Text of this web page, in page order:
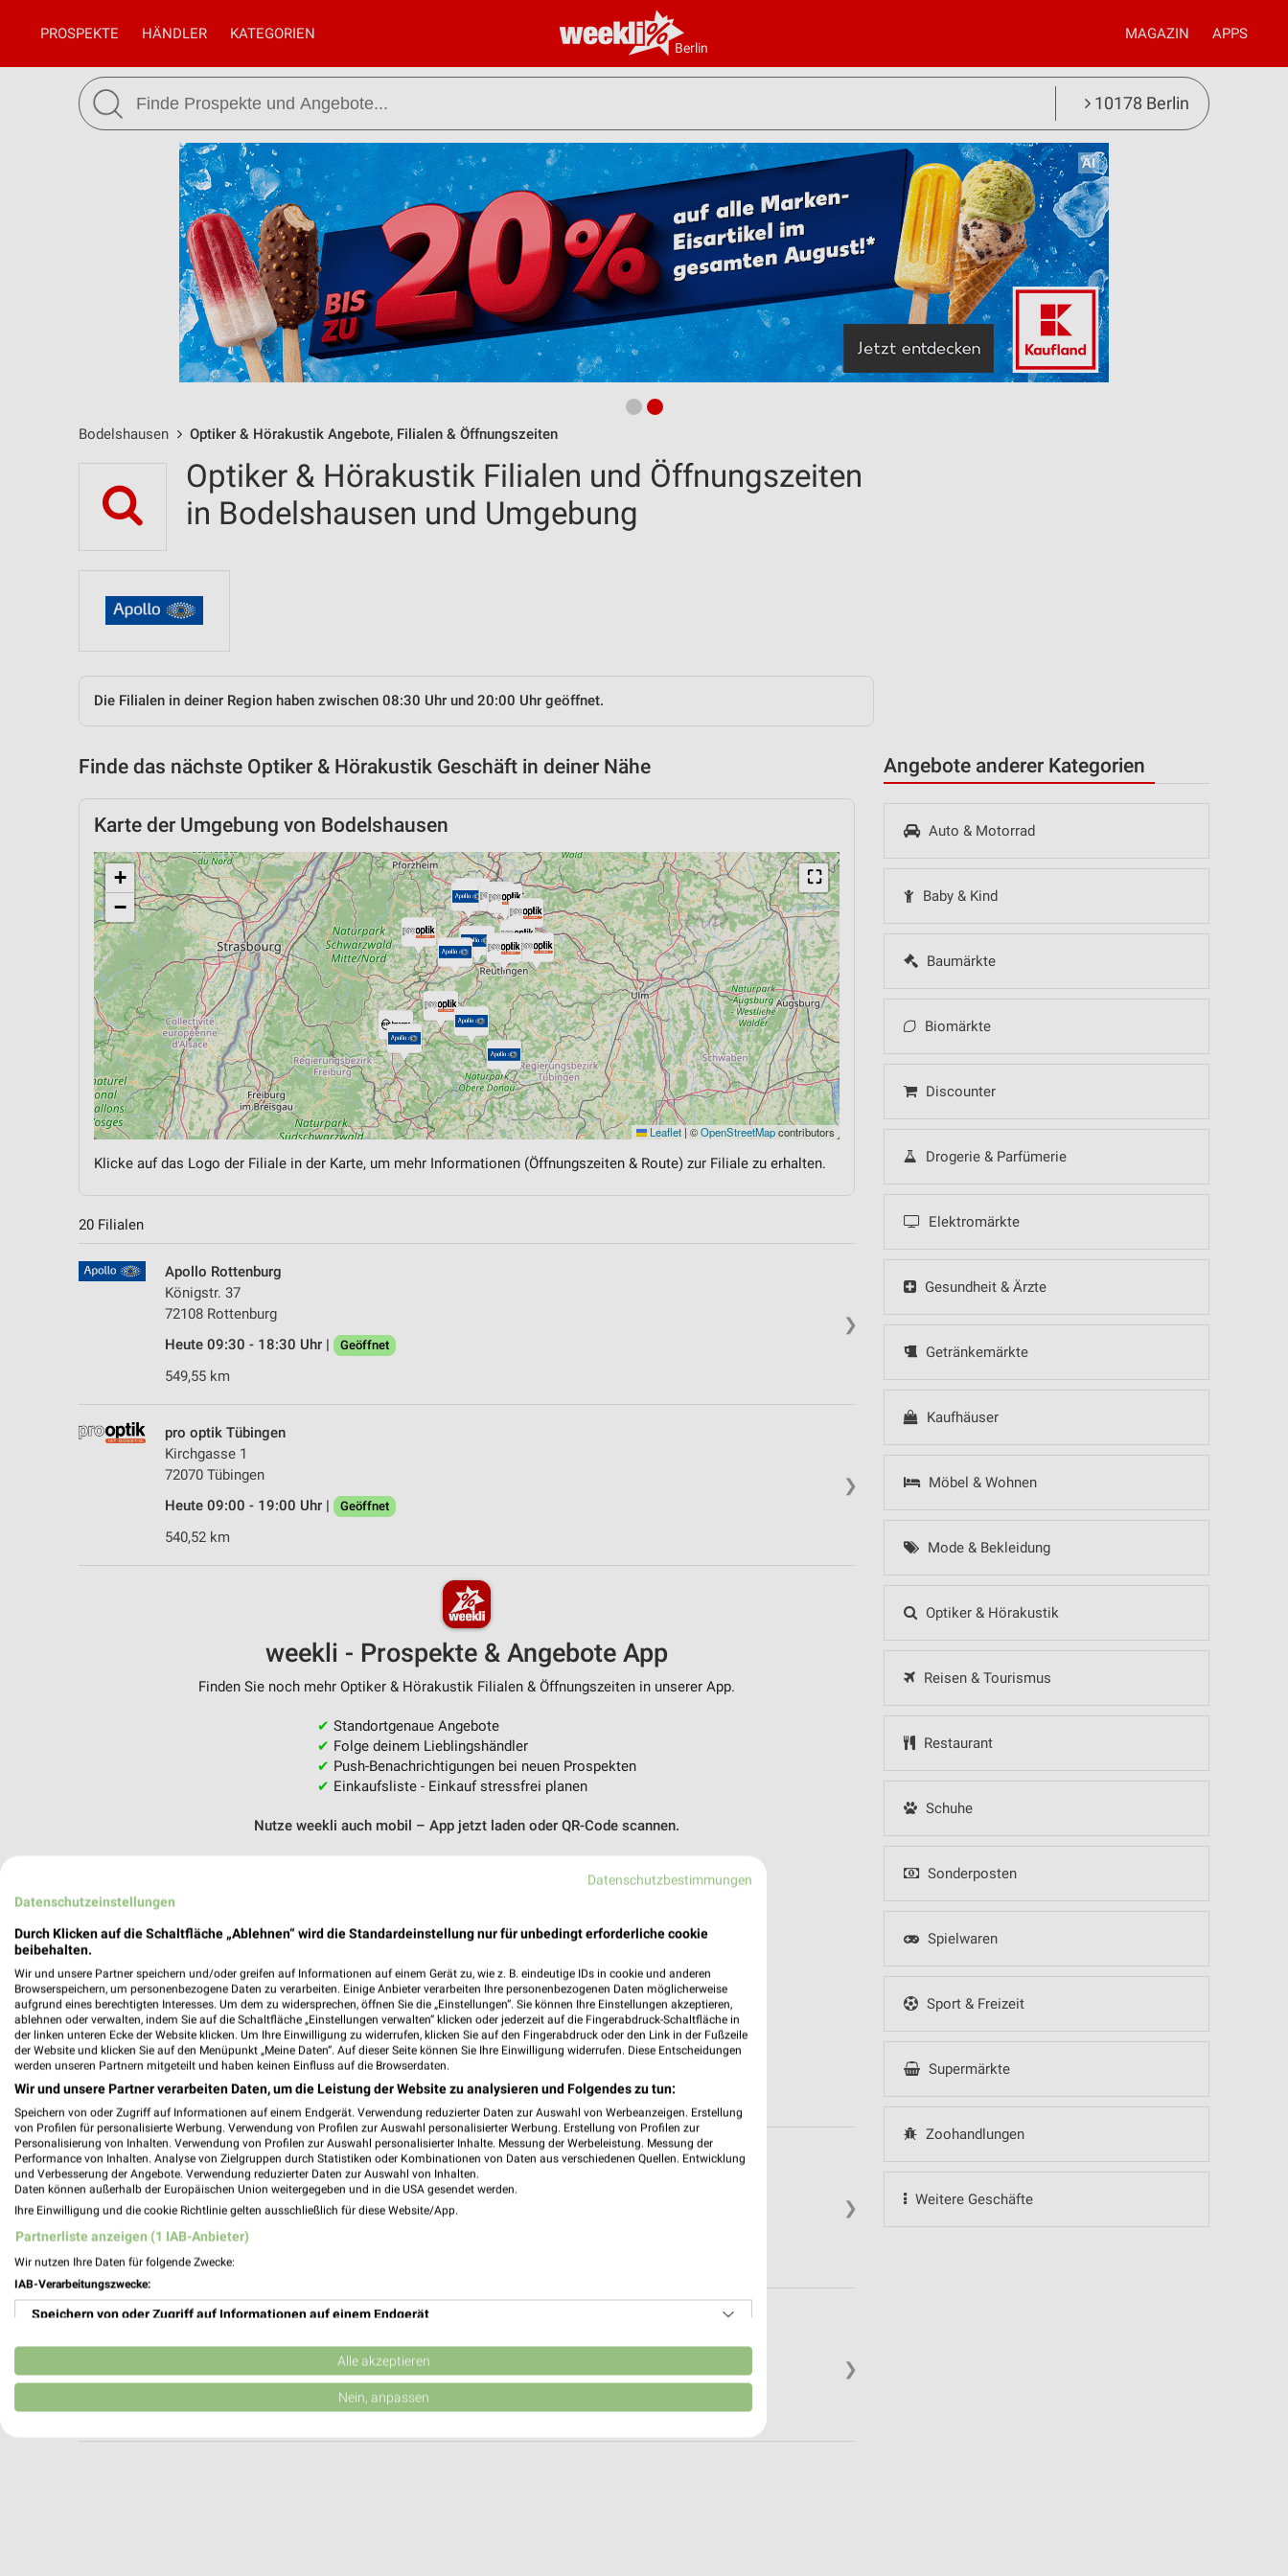
Berlin
PROSPEKTE HÄNDLER KATEGORIEN MAGAZIN APPS
10178 Berlin
Bodelshausen Optiker & Hörakustik Angebote, Filialen & Öffnungszeiten
Angebote anderer Kategorien
Auto & Motorrad
Baby & Kind
Baumärkte
Biomärkte
Discounter
Drogerie & Parfümerie
Elektromärkte
Gesundheit & Ärzte
Getränkemärkte
Kaufhäuser
Möbel & Wohnen
Mode & Bekleidung
Optiker & Hörakustik
Reisen & Tourismus
Restaurant
Schuhe
Sonderposten
Spielwaren
Sport & Freizeit
Supermärkte
Zoohandlungen
Weitere Geschäfte
Optiker & Hörakustik Filialen und Öffnungszeiten
in Bodelshausen und Umgebung
Die Filialen in deiner Region haben zwischen 08:30 Uhr und 20:00 Uhr geöffnet.
Finde das nächste Optiker & Hörakustik Geschäft in deiner Nähe
Karte der Umgebung von Bodelshausen
⛶
+
−
Leaflet |©OpenStreetMapcontributors
Klicke auf das Logo der Filiale in der Karte, um mehr Informationen (Öffnungszeiten & Route) zur Filiale zu erhalten.
20 Filialen
❯
Apollo Rottenburg
Königstr. 37
72108 Rottenburg
Heute 09:30 - 18:30 Uhr |
Geöffnet
549,55 km
❯
pro optik Tübingen
Kirchgasse 1
72070 Tübingen
Heute 09:00 - 19:00 Uhr |
Geöffnet
540,52 km
weekli - Prospekte & Angebote App
Finden Sie noch mehr Optiker & Hörakustik Filialen & Öffnungszeiten in unserer App.
✔ Standortgenaue Angebote
✔ Folge deinem Lieblingshändler
✔ Push-Benachrichtigungen bei neuen Prospekten
✔ Einkaufsliste - Einkauf stressfrei planen
Nutze weekli auch mobil – App jetzt laden oder QR-Code scannen.
❯
Apollo Tübingen
Holzmarkt 7
72070 Tübingen
Heute 09:30 - 18:30 Uhr |
540,43 km
❯
Götz Nies Optiker BALINGEN
Heute 09:00 - 12:30 14:00 - 18:30 Uhr |
Datenschutzbestimmungen
Datenschutzeinstellungen
Durch Klicken auf die Schaltfläche „Ablehnen“ wird die Standardeinstellung nur für unbedingt erforderliche cookie
beibehalten.
Wir und unsere Partner speichern und/oder greifen auf Informationen auf einem Gerät zu, wie z. B. eindeutige IDs in cookie und anderen
Browserspeichern, um personenbezogene Daten zu verarbeiten. Einige Anbieter verarbeiten Ihre personenbezogenen Daten möglicherweise
aufgrund eines berechtigten Interesses. Um dem zu widersprechen, öffnen Sie die „Einstellungen“. Sie können Ihre Einstellungen akzeptieren,
ablehnen oder verwalten, indem Sie auf die Schaltfläche „Einstellungen verwalten“ klicken oder jederzeit auf die Fingerabdruck-Schaltfläche in
der linken unteren Ecke der Website klicken. Um Ihre Einwilligung zu widerrufen, klicken Sie auf den Fingerabdruck oder den Link in der Fußzeile
der Website und klicken Sie auf den Menüpunkt „Meine Daten“. Auf dieser Seite können Sie Ihre Einwilligung widerrufen. Diese Entscheidungen
werden unseren Partnern mitgeteilt und haben keinen Einfluss auf die Browserdaten.
Wir und unsere Partner verarbeiten Daten, um die Leistung der Website zu analysieren und Folgendes zu tun:
Speichern von oder Zugriff auf Informationen auf einem Endgerät. Verwendung reduzierter Daten zur Auswahl von Werbeanzeigen. Erstellung
von Profilen für personalisierte Werbung. Verwendung von Profilen zur Auswahl personalisierter Werbung. Erstellung von Profilen zur
Personalisierung von Inhalten. Verwendung von Profilen zur Auswahl personalisierter Inhalte. Messung der Werbeleistung. Messung der
Performance von Inhalten. Analyse von Zielgruppen durch Statistiken oder Kombinationen von Daten aus verschiedenen Quellen. Entwicklung
und Verbesserung der Angebote. Verwendung reduzierter Daten zur Auswahl von Inhalten.
Daten können außerhalb der Europäischen Union weitergegeben und in die USA gesendet werden.
Ihre Einwilligung und die cookie Richtlinie gelten ausschließlich für diese Website/App.
Partnerliste anzeigen (1 IAB-Anbieter)
Wir nutzen Ihre Daten für folgende Zwecke:
IAB-Verarbeitungszwecke:
Speichern von oder Zugriff auf Informationen auf einem Endgerät
Verwendung reduzierter Daten zur Auswahl von Werbeanzeigen
Erstellung von Profilen für personalisierte Werbung
Alle akzeptieren
Nein, anpassen